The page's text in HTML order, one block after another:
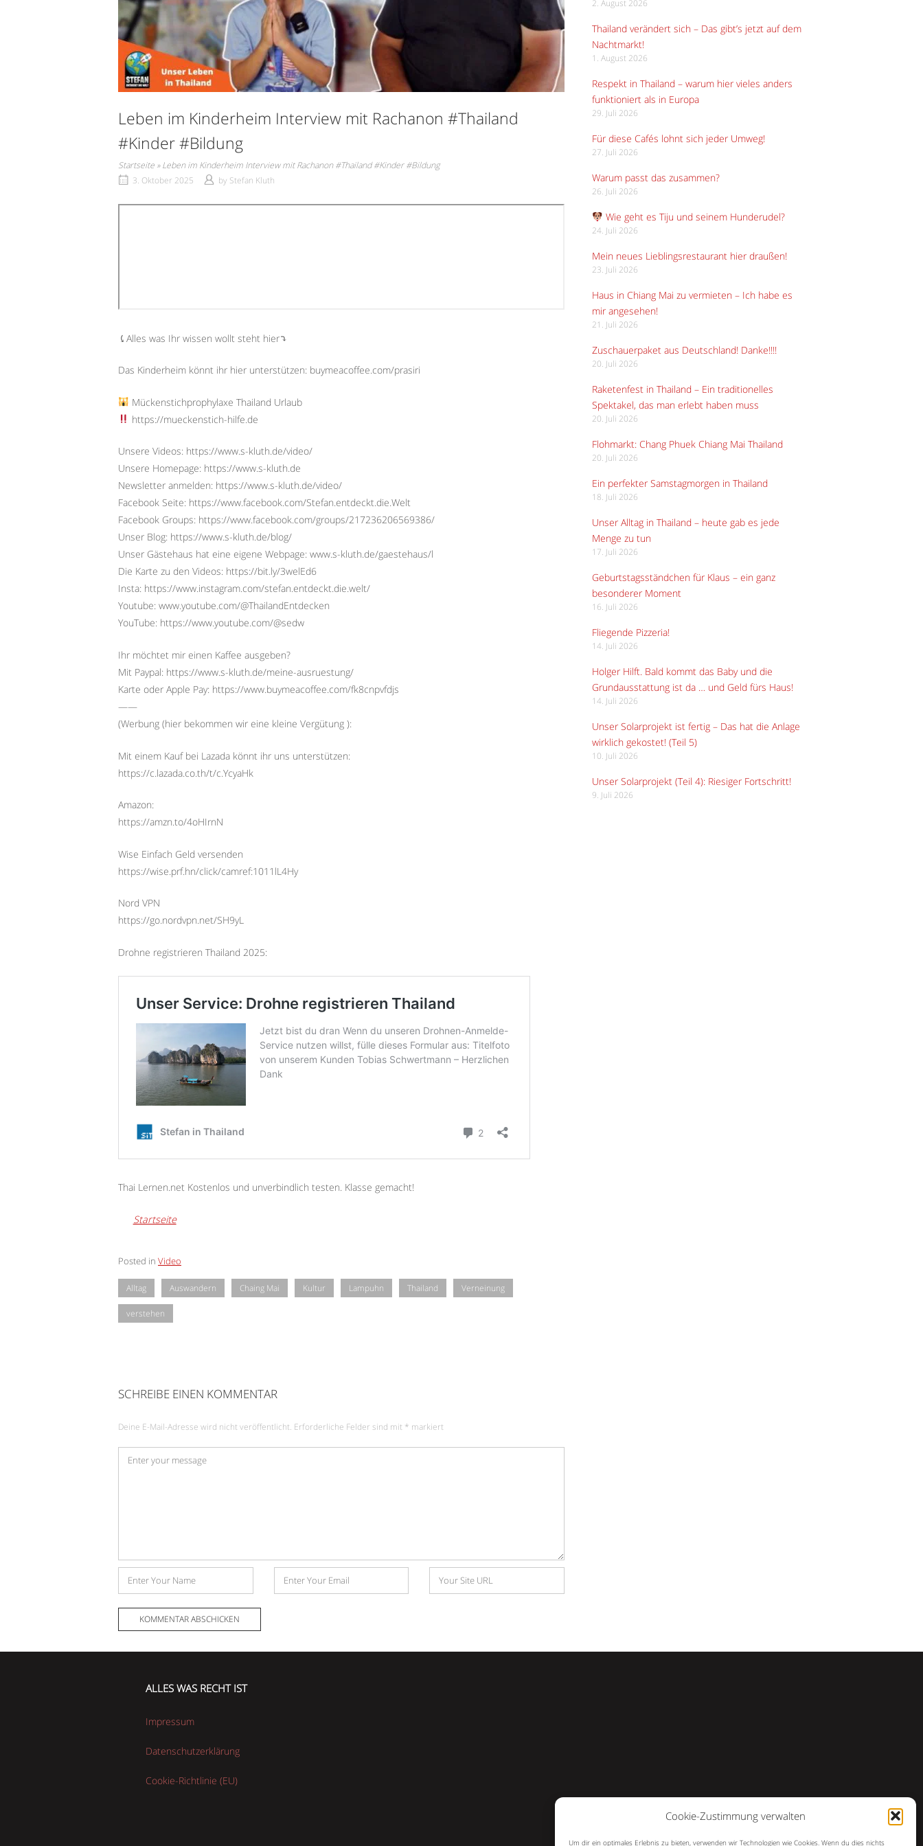
Cookie-Zustimmung verwalten
Um dir ein optimales Erlebnis zu bieten, verwenden wir Technologien wie Cookies. Wenn du dies nichts
Leben im Kinderheim Interview mit Rachanon #Thailand
#Kinder #Bildung
Startseite »Leben im Kinderheim Interview mit Rachanon #Thailand #Kinder #Bildung
3. Oktober 2025
by Stefan Kluth
⤹Alles was Ihr wissen wollt steht hier⤵︎
Das Kinderheim könnt ihr hier unterstützen: buymeacoffee.com/prasiri
Mückenstichprophylaxe Thailand Urlaub
https://mueckenstich-hilfe.de
Unsere Videos: https://www.s-kluth.de/video/
Unsere Homepage: https://www.s-kluth.de
Newsletter anmelden: https://www.s-kluth.de/video/
Facebook Seite: https://www.facebook.com/Stefan.entdeckt.die.Welt
Facebook Groups: https://www.facebook.com/groups/217236206569386/
Unser Blog: https://www.s-kluth.de/blog/
Unser Gästehaus hat eine eigene Webpage: www.s-kluth.de/gaestehaus/l
Die Karte zu den Videos: https://bit.ly/3welEd6
Insta: https://www.instagram.com/stefan.entdeckt.die.welt/
Youtube: www.youtube.com/@ThailandEntdecken
YouTube: https://www.youtube.com/@sedw
Ihr möchtet mir einen Kaffee ausgeben?
Mit Paypal: https://www.s-kluth.de/meine-ausruestung/
Karte oder Apple Pay: https://www.buymeacoffee.com/fk8cnpvfdjs
——
(Werbung (hier bekommen wir eine kleine Vergütung ):
Mit einem Kauf bei Lazada könnt ihr uns unterstützen:
https://c.lazada.co.th/t/c.YcyaHk
Amazon:
https://amzn.to/4oHIrnN
Wise Einfach Geld versenden
https://wise.prf.hn/click/camref:1011lL4Hy
Nord VPN
https://go.nordvpn.net/SH9yL
Drohne registrieren Thailand 2025:
Thai Lernen.net Kostenlos und unverbindlich testen. Klasse gemacht!
Startseite
Posted in Video
Alltag Auswandern Chaing Mai Kultur Lampuhn Thailand Verneinung
verstehen
SCHREIBE EINEN KOMMENTAR
Deine E-Mail-Adresse wird nicht veröffentlicht. Erforderliche Felder sind mit * markiert
Kommentar
Name Website
2. August 2026
Thailand verändert sich – Das gibt’s jetzt auf dem
Nachtmarkt!
1. August 2026
Respekt in Thailand – warum hier vieles anders
funktioniert als in Europa
29. Juli 2026
Für diese Cafés lohnt sich jeder Umweg!
27. Juli 2026
Warum passt das zusammen?
26. Juli 2026
Wie geht es Tiju und seinem Hunderudel?
24. Juli 2026
Mein neues Lieblingsrestaurant hier draußen!
23. Juli 2026
Haus in Chiang Mai zu vermieten – Ich habe es
mir angesehen!
21. Juli 2026
Zuschauerpaket aus Deutschland! Danke!!!!
20. Juli 2026
Raketenfest in Thailand – Ein traditionelles
Spektakel, das man erlebt haben muss
20. Juli 2026
Flohmarkt: Chang Phuek Chiang Mai Thailand
20. Juli 2026
Ein perfekter Samstagmorgen in Thailand
18. Juli 2026
Unser Alltag in Thailand – heute gab es jede
Menge zu tun
17. Juli 2026
Geburtstagsständchen für Klaus – ein ganz
besonderer Moment
16. Juli 2026
Fliegende Pizzeria!
14. Juli 2026
Holger Hilft. Bald kommt das Baby und die
Grundausstattung ist da … und Geld fürs Haus!
14. Juli 2026
Unser Solarprojekt ist fertig – Das hat die Anlage
wirklich gekostet! (Teil 5)
10. Juli 2026
Unser Solarprojekt (Teil 4): Riesiger Fortschritt!
9. Juli 2026
ALLES WAS RECHT IST
Impressum
Datenschutzerklärung
Cookie-Richtlinie (EU)